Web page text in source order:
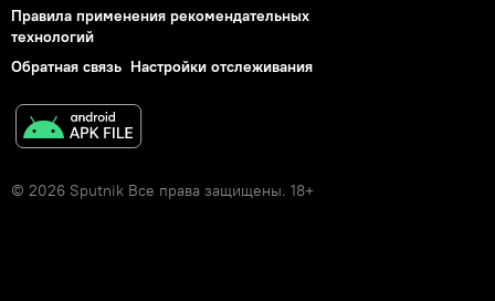
Правила применения рекомендательных
технологий
Обратная связь Настройки отслеживания
© 2026 Sputnik Все права защищены. 18+